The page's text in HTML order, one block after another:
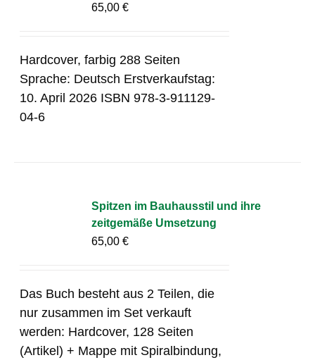
65,00€
Hardcover, farbig 288 Seiten
Sprache: Deutsch Erstverkaufstag:
10. April 2026 ISBN 978-3-911129-
04-6
Spitzen im Bauhausstil und ihre
zeitgemäße Umsetzung
65,00€
Das Buch besteht aus 2 Teilen, die
nur zusammen im Set verkauft
werden: Hardcover, 128 Seiten
(Artikel) + Mappe mit Spiralbindung,